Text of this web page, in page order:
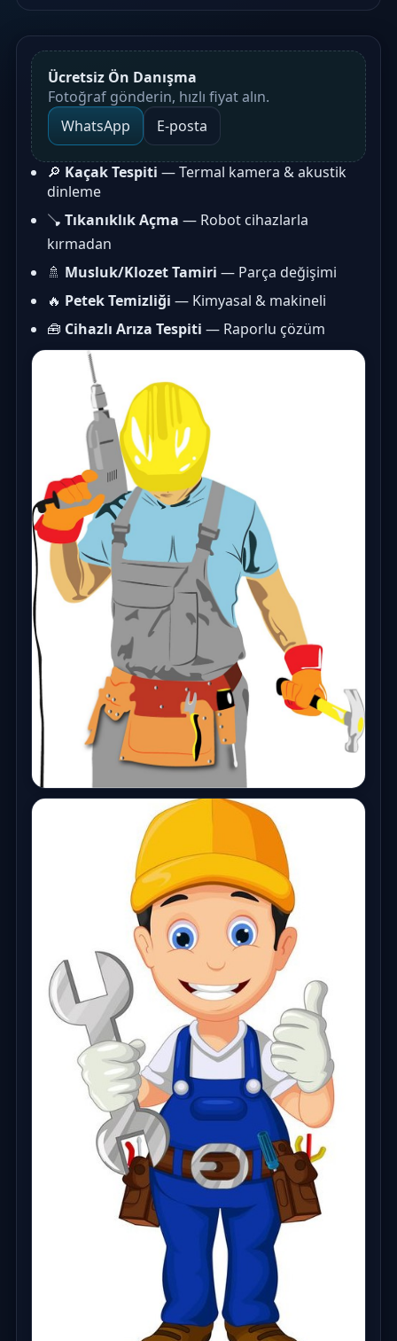
Ücretsiz Ön Danışma
Fotoğraf gönderin, hızlı fiyat alın.
WhatsApp
E‑posta
🔎 Kaçak Tespiti — Termal kamera & akustik
dinleme
🪠 Tıkanıklık Açma — Robot cihazlarla
kırmadan
🚿 Musluk/Klozet Tamiri — Parça değişimi
🔥 Petek Temizliği — Kimyasal & makineli
🧰 Cihazlı Arıza Tespiti — Raporlu çözüm